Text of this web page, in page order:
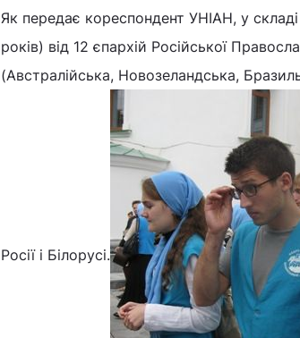
Як передає кореспондент УНІАН, у
років) від 12 єпархій Російської
(Австралійська, Новозеландська,
Росії і Білорусі.